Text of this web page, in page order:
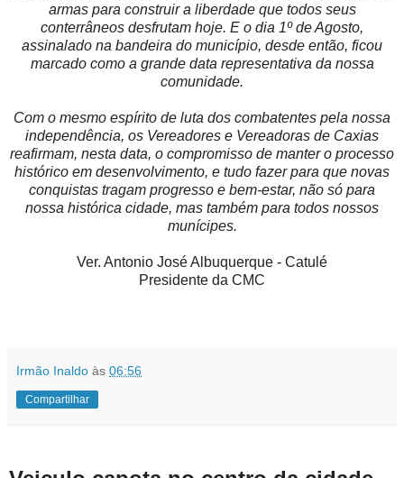
armas para construir a liberdade que todos seus
conterrâneos desfrutam hoje. E o dia 1º de Agosto,
assinalado na bandeira do município, desde então, ficou
marcado como a grande data representativa da nossa
comunidade.
Com o mesmo espírito de luta dos combatentes pela nossa
independência, os Vereadores e Vereadoras de Caxias
reafirmam, nesta data, o compromisso de manter o processo
histórico em desenvolvimento, e tudo fazer para que novas
conquistas tragam progresso e bem-estar, não só para
nossa histórica cidade, mas também para todos nossos
munícipes.
Ver. Antonio José Albuquerque - Catulé
Presidente da CMC
Irmão Inaldo às 06:56
Compartilhar